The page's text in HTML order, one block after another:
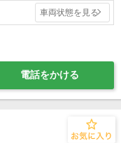
車両状態を見る
電話をかける